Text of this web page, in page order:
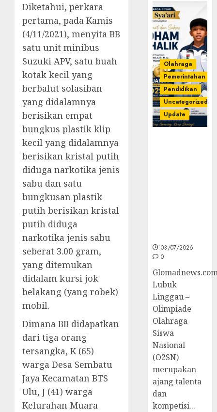
Diketahui, perkara
pertama, pada Kamis
(4/11/2021), menyita BB
satu unit minibus
Suzuki APV, satu buah
kotak kecil yang
berbalut solasiban
yang didalamnya
berisikan empat
bungkus plastik klip
kecil yang didalamnya
berisikan kristal putih
diduga narkotika jenis
sabu dan satu
bungkusan plastik
putih berisikan kristal
putih diduga
narkotika jenis sabu
seberat 3.00 gram,
yang ditemukan
didalam kursi jok
belakang (yang robek)
mobil.
Dimana BB didapatkan
dari tiga orang
tersangka, K (65)
warga Desa Sembatu
Jaya Kecamatan BTS
Ulu, J (41) warga
Kelurahan Muara
Olahraga
Pemerintahan
Pendidikan
Uncategorized
Update
03/07/2026
0
Lubuk
Linggau –
Olimpiade
Olahraga
Siswa
Nasional
(O2SN)
merupakan
ajang talenta
dan
kompetisi...